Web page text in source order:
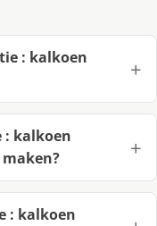
: kalkoen
: kalkoen
: kalkoen